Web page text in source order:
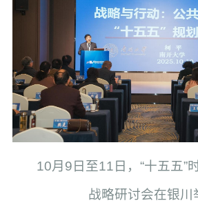
10月9日至11日，“十五五”
战略研讨会在银川